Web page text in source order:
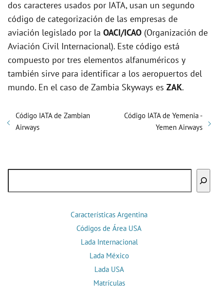
dos caracteres usados por IATA, usan un segundo
código de categorización de las empresas de
aviación legislado por la OACI/ICAO (Organización de
Aviación Civil Internacional). Este código está
compuesto por tres elementos alfanuméricos y
también sirve para identificar a los aeropuertos del
mundo. En el caso de Zambia Skyways es ZAK.
Código IATA de Zambian
Airways
Código IATA de Yemenia -
Yemen Airways
Características Argentina
Códigos de Área USA
Lada Internacional
Lada México
Lada USA
Matrículas